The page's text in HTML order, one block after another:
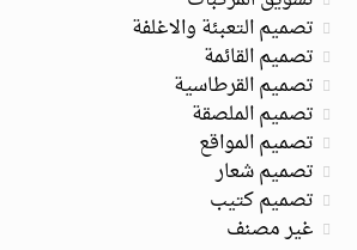
تصميم التعبئة والاغلفة
تصميم القائمة
تصميم القرطاسية
تصميم الملصقة
تصميم المواقع
تصميم شعار
تصميم كتيب
غير مصنف